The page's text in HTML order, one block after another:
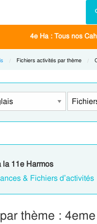
4e Ha : Tous nos
Current:
Fichiers activités par thème
la 11e Harmos
& Fichiers d’activités
thème :